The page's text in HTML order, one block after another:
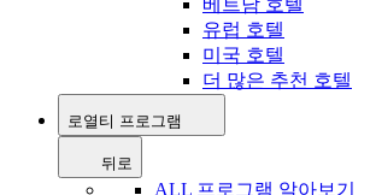
유럽 호텔
미국 호텔
더 많은 추천 호텔
로열티 프로그램
뒤로
ALL 프로그램 알아보기